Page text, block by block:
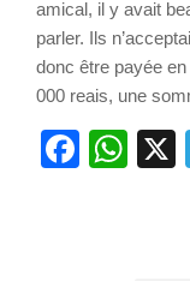
amical, il y avait
parler. Ils
donc être payée
000 reais, une